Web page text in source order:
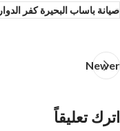
صيانة باساب البحيرة كفر الدوار
Newer
اترك تعليقاً